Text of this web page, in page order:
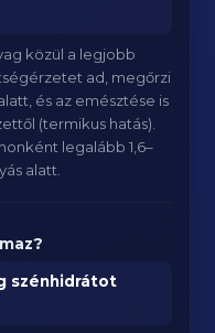
közül a legjobb
ad, megőrzi
és az emésztése is
(termikus hatás).
legalább 1,6–
alatt.
szénhidrátot